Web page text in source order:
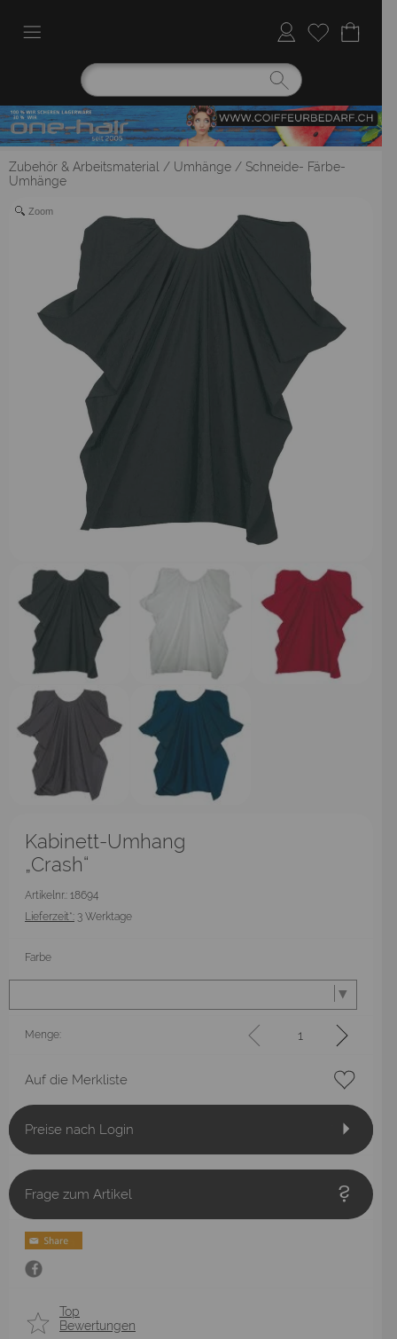
Zubehör & Arbeitsmaterial / Umhänge / Schneide- Färbe-
Umhänge
Zoom
Kabinett-Umhang
„Crash“
Artikelnr.: 18694
Lieferzeit*: 3 Werktage
Farbe
Menge:
Auf die Merkliste
Preise nach Login
Frage zum Artikel
Top
Bewertungen